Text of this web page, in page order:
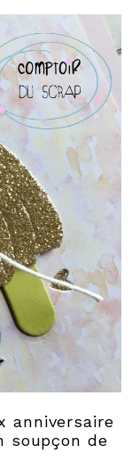
anniversaire
soupçon de